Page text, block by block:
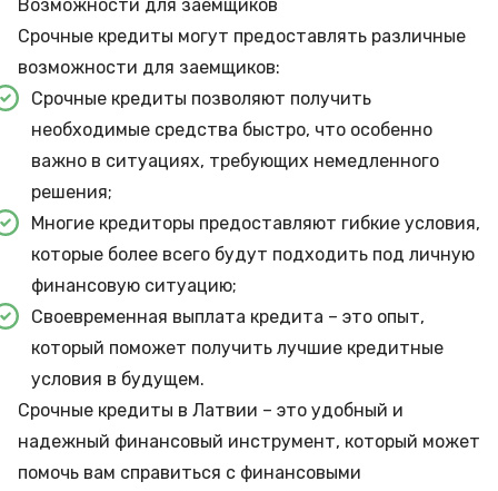
Возможности для заемщиков
Срочные кредиты могут предоставлять различные
возможности для заемщиков:
Срочные кредиты позволяют получить
необходимые средства быстро, что особенно
важно в ситуациях, требующих немедленного
решения;
Многие кредиторы предоставляют гибкие условия,
которые более всего будут подходить под личную
финансовую ситуацию;
Своевременная выплата кредита – это опыт,
который поможет получить лучшие кредитные
условия в будущем.
Срочные кредиты в Латвии – это удобный и
надежный финансовый инструмент, который может
помочь вам справиться с финансовыми